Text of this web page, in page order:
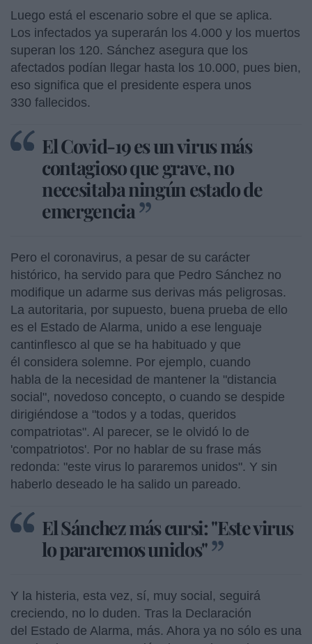
Luego está el escenario sobre el que se aplica.
Los infectados ya superarán los 4.000 y los muertos
superan los 120. Sánchez asegura que los
afectados podían llegar hasta los 10.000, pues bien,
eso significa que el presidente espera unos
330 fallecidos.
El Covid-19 es un virus más
contagioso que grave, no
necesitaba ningún estado de
emergencia
Pero el coronavirus, a pesar de su carácter
histórico, ha servido para que Pedro Sánchez no
modifique un adarme sus derivas más peligrosas.
La autoritaria, por supuesto, buena prueba de ello
es el Estado de Alarma, unido a ese lenguaje
cantinflesco al que se ha habituado y que
él considera solemne. Por ejemplo, cuando
habla de la necesidad de mantener la "distancia
social", novedoso concepto, o cuando se despide
dirigiéndose a "todos y a todas, queridos
compatriotas". Al parecer, se le olvidó lo de
'compatriotos'. Por no hablar de su frase más
redonda: "este virus lo pararemos unidos". Y sin
haberlo deseado le ha salido un pareado.
El Sánchez más cursi: "Este virus
lo pararemos unidos"
Y la histeria, esta vez, sí, muy social, seguirá
creciendo, no lo duden. Tras la Declaración
del Estado de Alarma, más. Ahora ya no sólo es una